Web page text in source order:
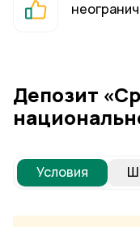
Депозит
Условия